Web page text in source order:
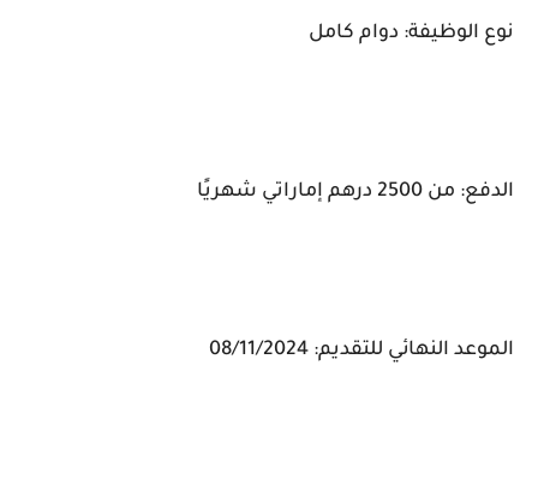
نوع الوظيفة: دوام كامل
الدفع: من 2500 درهم إماراتي شهريًا
الموعد النهائي للتقديم: 08/11/2024